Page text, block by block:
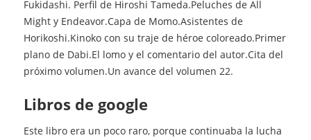
Fukidashi. Perfil de Hiroshi Tameda.Peluches de All
Might y Endeavor.Capa de Momo.Asistentes de
Horikoshi.Kinoko con su traje de héroe coloreado.Primer
plano de Dabi.El lomo y el comentario del autor.Cita del
próximo volumen.Un avance del volumen 22.
libros de google
Este libro era un poco raro, porque continuaba la lucha